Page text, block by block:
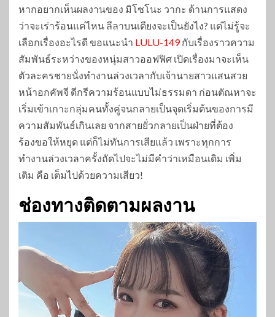
หากอยากเห็นผลงานของ มิโซโนะ วากะ ด้านการแสดง
ว่าจะเร่าร้อนแค่ไหน ลีลาบนเตียงจะเป็นยังไง? แต่ไม่รู้จะ
เลือกเรื่องอะไรดี ขอแนะนำ LULU-149กับเรื่องราวความ
สัมพันธ์ระหว่างของหนุ่มสาวออฟฟิศ เปิดเรื่องมาจะเห็น
ตัวละครชายนั่งทำงานล่วงเวลากับเจ้านายสาวแสนสวย
หน้าอกคัพจี ดีกรีความร้อนแบบไม่ธรรมดา ก่อนตัณหาจะ
เริ่มเข้าเกาะกลุ่มคนทั้งคู่จนกลายเป็นจุดเริ่มต้นของการมี
ความสัมพันธ์เกินเลย จากสายยั่วกลายเป็นฝ่ายที่ต้อง
ร้องขอให้หยุด แต่ก็ไม่ทันการเสียแล้ว เพราะทุกการ
ทำงานล่วงเวลาครั้งถัดไปจะไม่มีคำว่าเหมือนเดิม เพิ่ม
เติม คือ เต็มไปด้วยความเสียว!
ช่องทางติดตามผลงาน